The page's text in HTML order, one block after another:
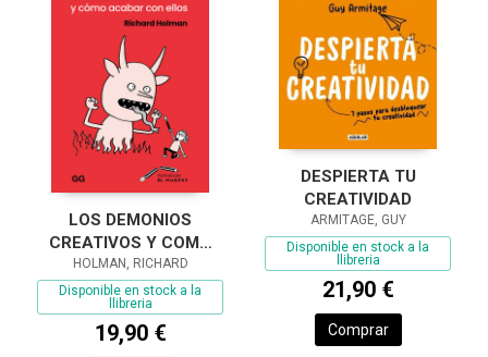
LOS DEMONIOS
CREATIVOS Y COMO
ACABAR CON ELLOS
HOLMAN, RICHARD
Disponible en stock a la
llibreria
19,90 €
DESPIERTA TU
CREATIVIDAD
ARMITAGE, GUY
Disponible en stock a la
llibreria
21,90 €
Comprar